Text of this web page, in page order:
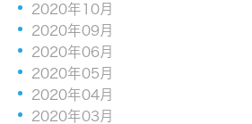
2020年10月
2020年09月
2020年06月
2020年05月
2020年04月
2020年03月